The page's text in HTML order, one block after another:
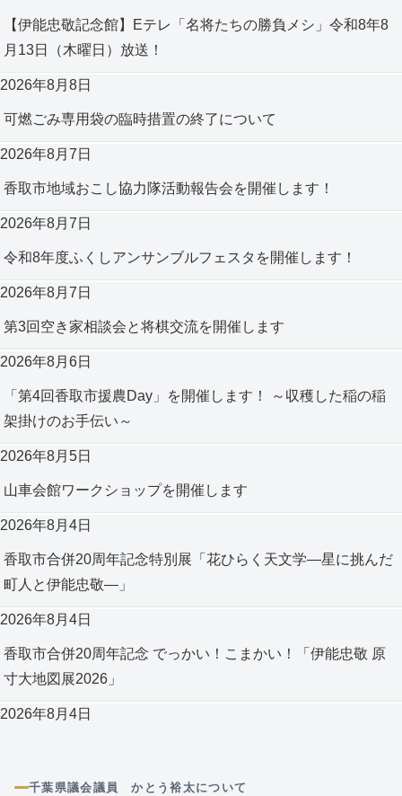
【伊能忠敬記念館】Eテレ「名将たちの勝負メシ」令和8年8
月13日（木曜日）放送！
2026年8月8日
可燃ごみ専用袋の臨時措置の終了について
2026年8月7日
香取市地域おこし協力隊活動報告会を開催します！
2026年8月7日
令和8年度ふくしアンサンブルフェスタを開催します！
2026年8月7日
第3回空き家相談会と将棋交流を開催します
2026年8月6日
「第4回香取市援農Day」を開催します！ ～収穫した稲の稲
架掛けのお手伝い～
2026年8月5日
山車会館ワークショップを開催します
2026年8月4日
香取市合併20周年記念特別展「花ひらく天文学―星に挑んだ
町人と伊能忠敬―」
2026年8月4日
香取市合併20周年記念 でっかい！こまかい！「伊能忠敬 原
寸大地図展2026」
2026年8月4日
千葉県議会議員 かとう裕太について